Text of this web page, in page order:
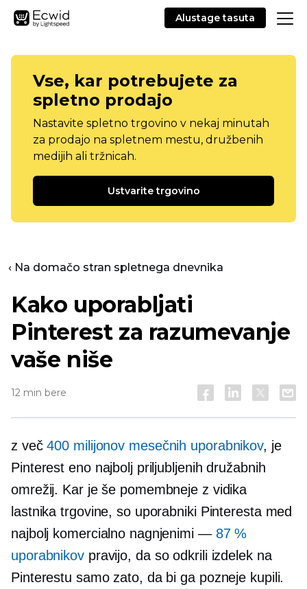
Alustage tasuta
Vse, kar potrebujete za
spletno prodajo
Nastavite spletno trgovino v nekaj minutah
za prodajo na spletnem mestu, družbenih
medijih ali tržnicah.
Ustvarite trgovino
‹ Na domačo stran spletnega dnevnika
Kako uporabljati
Pinterest za razumevanje
vaše niše
12 min bere
z več400 milijonov mesečnih uporabnikov, je
Pinterest eno najbolj priljubljenih družabnih
omrežij. Kar je še pomembneje z vidika
lastnika trgovine, so uporabniki Pinteresta med
najbolj komercialno nagnjenimi — 87 %
uporabnikovpravijo, da so odkrili izdelek na
Pinterestu samo zato, da bi ga pozneje kupili.